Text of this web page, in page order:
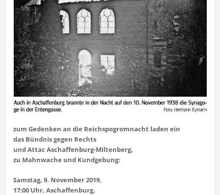
zum Gedenken an die Reichs­pogromnacht laden ein
das Bündnis gegen Rechts
und Attac Aschaffenburg-Miltenberg,
zu Mahnwache und Kundgebung:
Samstag, 9. November 2019,
17:00 Uhr, Aschaffenburg,